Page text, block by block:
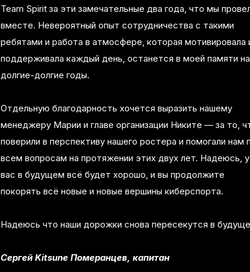
Team Spirit за эти замечательные два года, что мы
вместе. Невероятный опыт сотрудничества с такими
ребятами и работа в атмосфере, которая мотивировала
поддерживала каждый день, останется в моей памяти на
долгие-долгие годы.
Отдельную благодарность хочется выразить нашему
менеджеру Марии и главе организации Никите — за то,
поверили в перспективу нашего ростера и помогали нам
всем вопросам на протяжении этих двух лет. Надеюсь, у
вас в будущем всё будет хорошо, и вы продолжите
покорять всё новые и новые вершины киберспорта.
Надеюсь что наши дорожки снова пересекутся в
Сергей Kitsune Померанцев, капитан